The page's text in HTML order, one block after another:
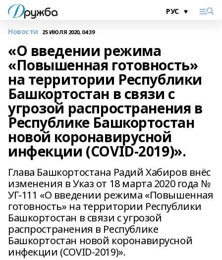
Новости 25 ИЮЛЯ 2020, 04:39
«О введении режима
«Повышенная готовность»
на территории Республики
Башкортостан в связи с
угрозой распространения в
Республике Башкортостан
новой коронавирусной
инфекции (COVID-2019)».
Глава Башкортостана Радий Хабиров внёс
изменения в Указ от 18 марта 2020 года №
УГ-111 «О введении режима «Повышенная
готовность» на территории Республики
Башкортостан в связи с угрозой
распространения в Республике
Башкортостан новой коронавирусной
инфекции (COVID-2019)».